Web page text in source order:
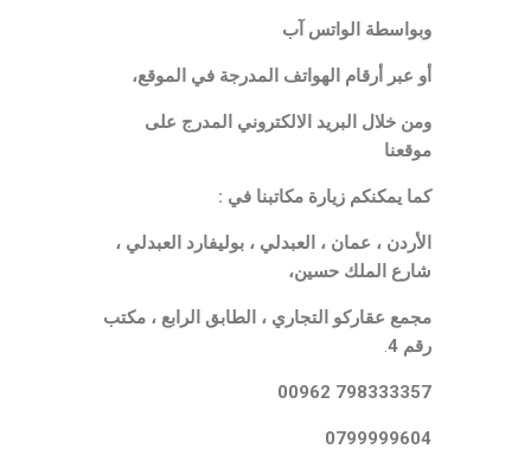
وبواسطة الواتس آب
أو عبر أرقام الهواتف المدرجة في الموقع،
ومن خلال البريد الالكتروني المدرج على
موقعنا
كما يمكنكم زيارة مكاتبنا في :
الأردن ، عمان ، العبدلي ، بوليفارد العبدلي ،
شارع الملك حسين،
مجمع عقاركو التجاري ، الطابق الرابع ، مكتب
رقم 4
.
798333357 00962
0799999604